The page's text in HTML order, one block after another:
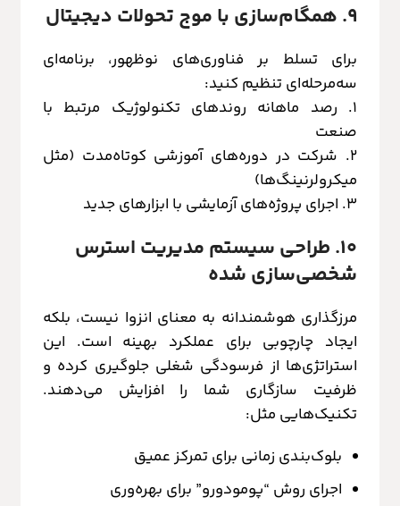
۹. همگام‌سازی با موج تحولات دیجیتال
برای تسلط بر فناوری‌های نوظهور، برنامه‌ای
سه‌مرحله‌ای تنظیم کنید:
۱. رصد ماهانه روندهای تکنولوژیک مرتبط با
صنعت
۲. شرکت در دوره‌های آموزشی کوتاه‌مدت (مثل
میکرولرنینگ‌ها)
۳. اجرای پروژه‌های آزمایشی با ابزارهای جدید
۱۰. طراحی سیستم مدیریت استرس
شخصی‌سازی شده
مرزگذاری هوشمندانه به معنای انزوا نیست، بلکه
ایجاد چارچوبی برای عملکرد بهینه است. این
استراتژی‌ها از فرسودگی شغلی جلوگیری کرده و
ظرفیت سازگاری شما را افزایش می‌دهند.
تکنیک‌هایی مثل:
بلوک‌بندی زمانی برای تمرکز عمیق
اجرای روش “پومودورو” برای بهره‌وری